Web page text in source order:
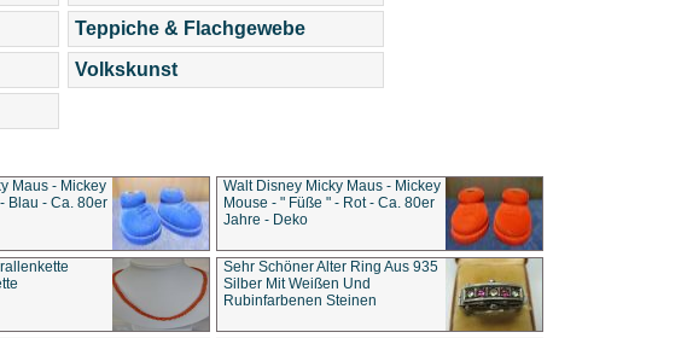
Teppiche & Flachgewebe
Volkskunst
Maus - Mickey
Blau - Ca. 80er
Walt Disney Micky Maus - Mickey
Mouse - " Füße " - Rot - Ca. 80er
Jahre - Deko
Sehr Schöner Alter Ring Aus 935
Silber Mit Weißen Und
Rubinfarbenen Steinen